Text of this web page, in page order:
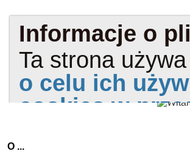
O ...